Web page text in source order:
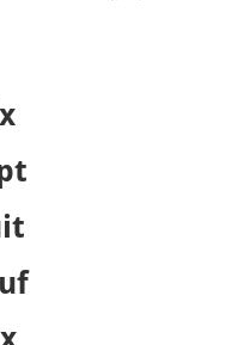
de vendas